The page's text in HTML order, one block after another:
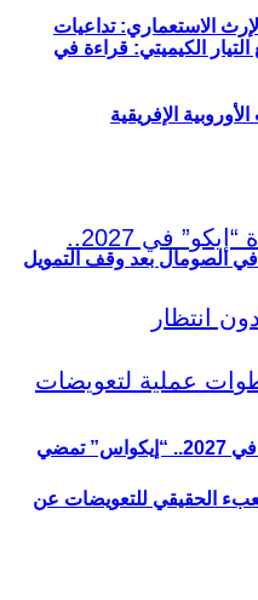
الاستعماري: تداعيات
الإفريقية
إطلاق العملة الموحدة “إيكو” في 2027.. “إيكواس” تمضي
الكيميتي: قراءة في
الصومال بعد وقف التمويل
الحقيقي للتعويضات عن